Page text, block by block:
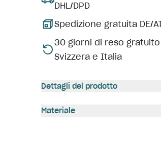
DHL/DPD
Spedizione gratuita DE/
30 giorni di reso
Svizzera e Italia
Dettagli del prodotto
Materiale